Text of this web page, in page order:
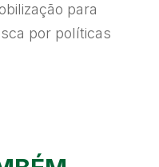
para
por políticas